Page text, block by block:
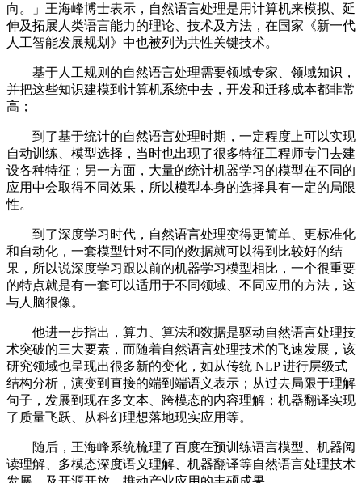
向。」王海峰博士表示，自然语言处理是用计算机来模拟、延
伸及拓展人类语言能力的理论、技术及方法，在国家《新一代
人工智能发展规划》中也被列为共性关键技术。
基于人工规则的自然语言处理需要领域专家、领域知识，
并把这些知识建模到计算机系统中去，开发和迁移成本都非常
高；
到了基于统计的自然语言处理时期，一定程度上可以实现
自动训练、模型选择，当时也出现了很多特征工程师专门去建
设各种特征；另一方面，大量的统计机器学习的模型在不同的
应用中会取得不同效果，所以模型本身的选择具有一定的局限
性。
到了深度学习时代，自然语言处理变得更简单、更标准化
和自动化，一套模型针对不同的数据就可以得到比较好的结
果，所以说深度学习跟以前的机器学习模型相比，一个很重要
的特点就是有一套可以适用于不同领域、不同应用的方法，这
与人脑很像。
他进一步指出，算力、算法和数据是驱动自然语言处理技
术突破的三大要素，而随着自然语言处理技术的飞速发展，该
研究领域也呈现出很多新的变化，如从传统 NLP 进行层级式
结构分析，演变到直接的端到端语义表示；从过去局限于理解
句子，发展到现在多文本、跨模态的内容理解；机器翻译实现
了质量飞跃、从科幻理想落地现实应用等。
随后，王海峰系统梳理了百度在预训练语言模型、机器阅
读理解、多模态深度语义理解、机器翻译等自然语言处理技术